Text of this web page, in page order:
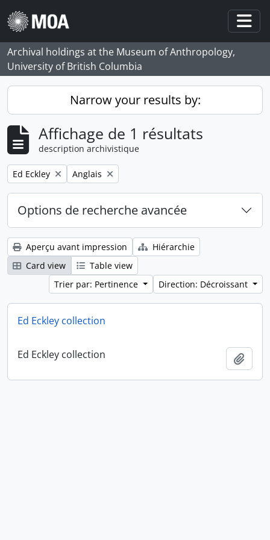
Skip to main content
Archival holdings at the Museum of Anthropology,
University of British Columbia
Narrow your results by:
Affichage de 1 résultats
description archivistique
Remove filter:
Ed Eckley Remove filter:
Anglais
Options de recherche avancée
Aperçu avant impression
Hiérarchie
Card view
Table view
Trier par: Pertinence
Direction: Décroissant
Ed Eckley collection
Ed Eckley collection